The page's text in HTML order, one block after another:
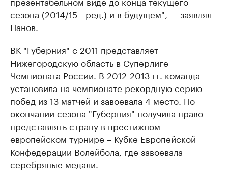
сезона (2014/15 - ред.) и в будущем", — заявлял
Панов.
ВК "Губерния" с 2011 представляет
Нижегородскую область в Суперлиге
Чемпионата России. В 2012-2013 гг. команда
установила на чемпионате рекордную серию
побед из 13 матчей и завоевала 4 место. По
окончании сезона "Губерния" получила право
представлять страну в престижном
европейском турнире – Кубке Европейской
Конфедерации Волейбола, где завоевала
серебряные медали.